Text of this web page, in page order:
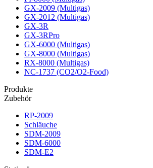
GX-2009 (Multigas)
GX-2012 (Multigas)
GX-3R
GX-3RPro
GX-6000 (Multigas)
GX-8000 (Multigas)
RX-8000 (Multigas)
NC-1737 (CO2/O2-Food)
Produkte
Zubehör
RP-2009
Schläuche
SDM-2009
SDM-6000
SDM-E2